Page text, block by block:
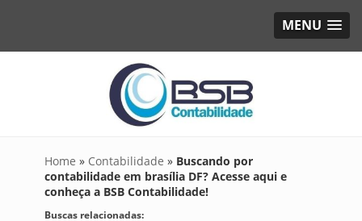
MENU
Home » Contabilidade » Buscando por
contabilidade em brasília DF? Acesse aqui e
conheça a BSB Contabilidade!
Buscas relacionadas: